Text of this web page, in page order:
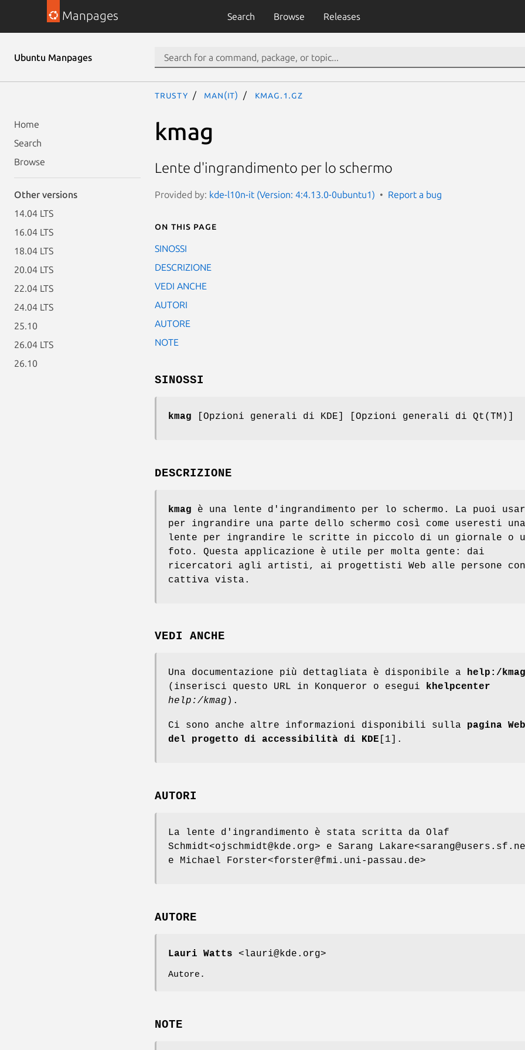
Manpages Search Browse Releases
Ubuntu Manpages
Home
Search
Browse
Other versions
14.04 LTS
16.04 LTS
18.04 LTS
20.04 LTS
22.04 LTS
24.04 LTS
25.10
26.04 LTS
26.10
trusty man(it) kmag.1.gz
kmag
Lente d'ingrandimento per lo schermo
Provided by: kde-l10n-it (Version: 4:4.13.0-0ubuntu1) Report a bug
On this page
SINOSSI
DESCRIZIONE
VEDI ANCHE
AUTORI
AUTORE
NOTE
SINOSSI
kmag [Opzioni generali di KDE] [Opzioni generali di Qt(TM)]
DESCRIZIONE
kmag è una lente d'ingrandimento per lo schermo. La puoi
per ingrandire una parte dello schermo così come useresti una
lente per ingrandire le scritte in piccolo di un giornale o
foto. Questa applicazione è utile per molta gente: dai
ricercatori agli artisti, ai progettisti Web alle persone con
cattiva vista.
VEDI ANCHE
Una documentazione più dettagliata è disponibile a help:/kmag
(inserisci questo URL in Konqueror o esegui khelpcenter
help:/kmag ).
Ci sono anche altre informazioni disponibili sulla pagina Web
del progetto di accessibilità di KDE [1].
AUTORI
La lente d'ingrandimento è stata scritta da Olaf
Schmidt<ojschmidt@kde.org> e Sarang
e Michael Forster<forster@fmi.uni-passau.de>
AUTORE
Lauri Watts <lauri@kde.org>
Autore.
NOTE